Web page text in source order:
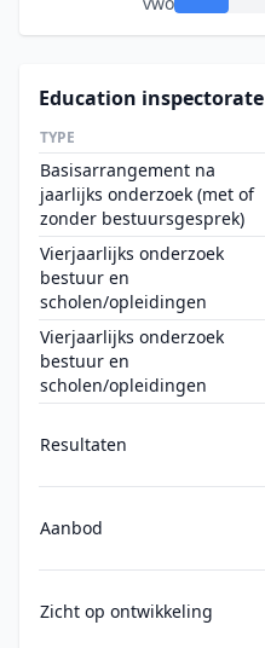
Education inspectorate
TYPE
Basisarrangement na
jaarlijks onderzoek (met of
zonder bestuursgesprek)
Vierjaarlijks onderzoek
bestuur en
scholen/opleidingen
Vierjaarlijks onderzoek
bestuur en
scholen/opleidingen
Resultaten
Aanbod
Zicht op ontwikkeling